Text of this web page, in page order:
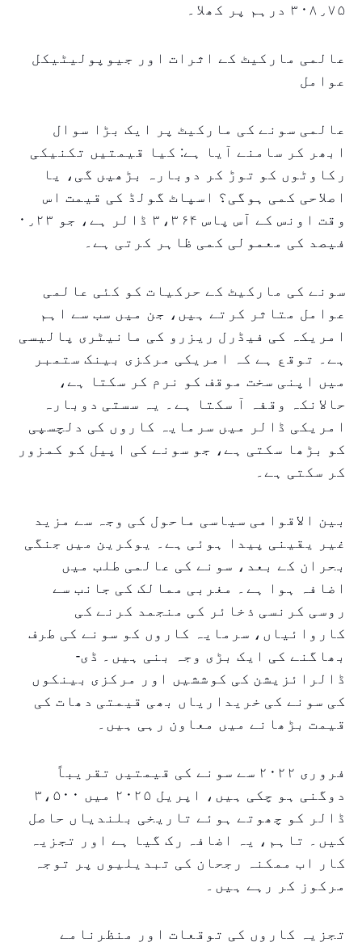
۳۰۸٫۷۵ درہم پر کھلا۔
عالمی مارکیٹ کے اثرات اور جیوپولیٹیکل
عوامل
عالمی سونے کی مارکیٹ پر ایک بڑا سوال
ابھر کر سامنے آیا ہے: کیا قیمتیں تکنیکی
رکاوٹوں کو توڑ کر دوبارہ بڑھیں گی، یا
اصلاحی کمی ہوگی؟ اسپاٹ گولڈ کی قیمت اس
وقت اونس کے آس پاس ۳،۳۶۴ ڈالر ہے، جو ۰٫۲۳
فیصد کی معمولی کمی ظاہر کرتی ہے۔
سونے کی مارکیٹ کے حرکیات کو کئی عالمی
عوامل متاثر کرتے ہیں، جن میں سب سے اہم
امریکہ کی فیڈرل ریزرو کی مانیٹری پالیسی
ہے۔ توقع ہے کہ امریکی مرکزی بینک ستمبر
میں اپنی سخت موقف کو نرم کر سکتا ہے،
حالانکہ وقفہ آ سکتا ہے۔ یہ سستی دوبارہ
امریکی ڈالر میں سرمایہ کاروں کی دلچسپی
کو بڑھا سکتی ہے، جو سونے کی اپیل کو کمزور
کر سکتی ہے۔
بین الاقوامی سیاسی ماحول کی وجہ سے مزید
غیر یقینی پیدا ہوئی ہے۔ یوکرین میں جنگی
بحران کے بعد، سونے کی عالمی طلب میں
اضافہ ہوا ہے۔ مغربی ممالک کی جانب سے
روسی کرنسی ذخائر کی منجمد کرنے کی
کاروائیاں، سرمایہ کاروں کو سونے کی طرف
بھاگنے کی ایک بڑی وجہ بنی ہیں۔ ڈی-
ڈالرائزیشن کی کوششیں اور مرکزی بینکوں
کی سونے کی خریداریاں بھی قیمتی دھات کی
قیمت بڑھانے میں معاون رہی ہیں۔
فروری ۲۰۲۲ سے سونے کی قیمتیں تقریباً
دوگنی ہو چکی ہیں، اپریل ۲۰۲۵ میں ۳،۵۰۰
ڈالر کو چھوتے ہوئے تاریخی بلندیاں حاصل
کیں۔ تاہم، یہ اضافہ رک گیا ہے اور تجزیہ
کار اب ممکنہ رجحان کی تبدیلیوں پر توجہ
مرکوز کر رہے ہیں۔
تجزیہ کاروں کی توقعات اور منظرنامے